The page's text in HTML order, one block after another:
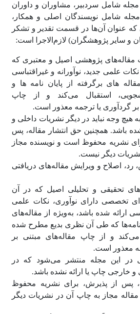
مجله شامل سردبیر، مشاوران و داوران
شامل نویسندگان اصلی و همکار،
که عنوان آن‌ها در قسمت تقدیر و تشکر
و سایر پژوهشگران) لازم‌الاجرا است:
مقاله‌های پژوهشی اصیل و معتبری که
علمی جدید، نوآورانه و غیر‌‌اقتباسی
های بر‌گرفته از پایان ‌نامه ها و
استقبال می‌کند و از چاپ
بر گردآوری یا ترجمه معذور است.
هیچ وجه نباید در دیگر نشریات داخلی و
باشد. همچنین حق انتشار مقاله، پس
نشریه محفوظ است و نویسنده مجاز
دیگر نیست.
رد، اصلاح و ویرایش مقاله‌های دریافتی
تحقیقی و تحلیلی اصیل که در آن
تخصصی دارای نوآوری، نکات علمی
ارائه شده باشد، به‌ویژه از مقاله‌های
که طی آن نظری بدیع مطرح شده‌
می‌کند و از چاپ مقاله‌های مبتنی بر
معذور است.
در این مجله منتشر می‌شود که در
و خارجی چاپ یا ارائه نشده باشد.
پس از پذیرش، برای نشریه محفوظ
مجاز به چاپ آن در نشریات دیگر